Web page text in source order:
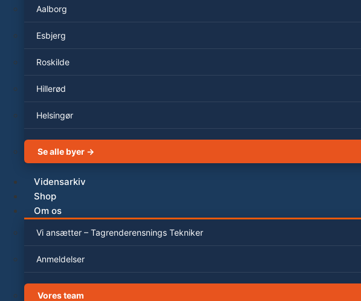
Aalborg
Esbjerg
Roskilde
Hillerød
Helsingør
Se alle byer →
Vidensarkiv
Shop
Om os
Vi ansætter – Tagrenderensnings Tekniker
Anmeldelser
Vores team